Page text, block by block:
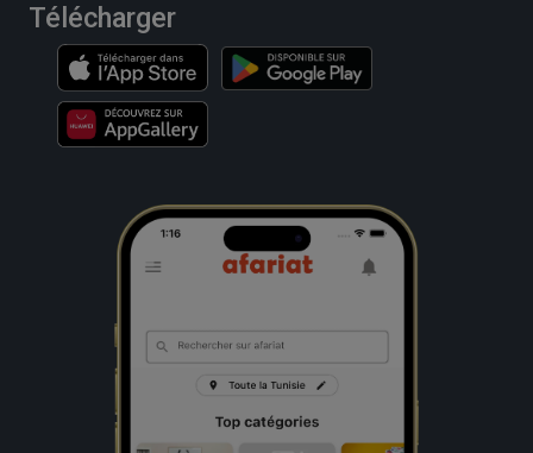
Télécharger